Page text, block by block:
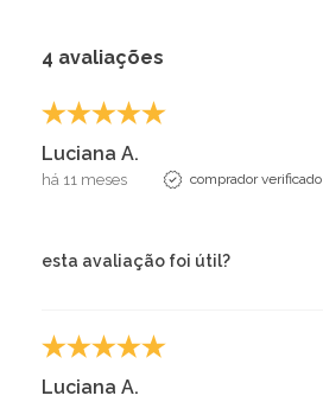
4 avaliações
Luciana A.
há 11 meses comprador verificado
esta avaliação foi útil?
Luciana A.